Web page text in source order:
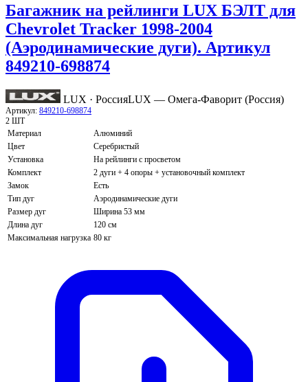
Багажник на рейлинги LUX БЭЛТ для
Chevrolet Tracker 1998-2004
(Аэродинамические дуги). Артикул
849210-698874
LUX · РоссияLUX — Омега-Фаворит (Россия)
Артикул: 849210-698874
2 ШТ
Материал
Алюминий
Цвет
Серебристый
Установка
На рейлинги с просветом
Комплект
2 дуги + 4 опоры + установочный комплект
Замок
Есть
Тип дуг
Аэродинамические дуги
Размер дуг
Ширина 53 мм
Длина дуг
120 см
Максимальная нагрузка 80 кг